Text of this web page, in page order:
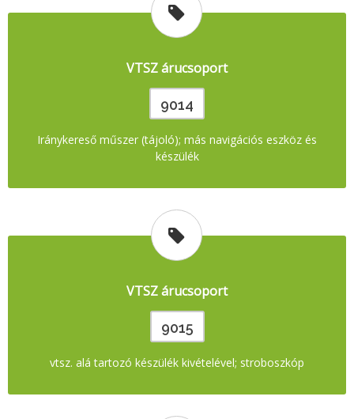
VTSZ árucsoport
9014
Iránykereső műszer (tájoló); más navigációs eszköz és
készülék
VTSZ árucsoport
9015
vtsz. alá tartozó készülék kivételével; stroboszkóp